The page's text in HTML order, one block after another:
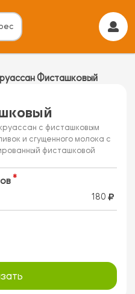
Фисташковый
с фисташковым
и сгущенного молока с
фисташковой
180